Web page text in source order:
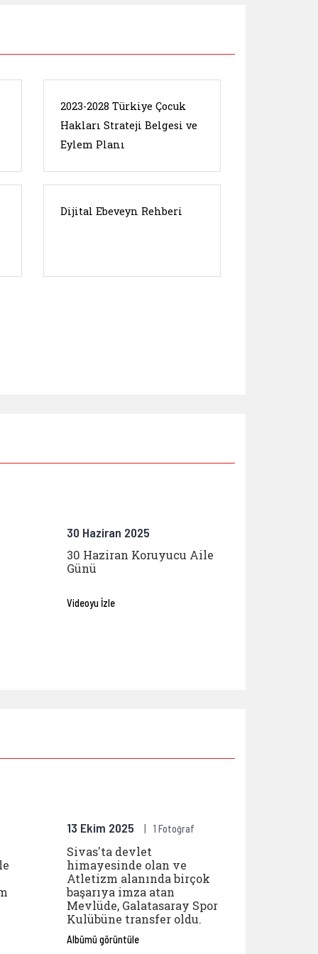
2023-2028 Türkiye Çocuk
Hakları Strateji Belgesi ve
Eylem Planı
Dijital Ebeveyn Rehberi
30 Haziran 2025
30 Haziran Koruyucu Aile
Günü
Videoyu İzle
13 Ekim 2025 1 Fotoğraf
Sivas'ta devlet
himayesinde olan ve
Atletizm alanında birçok
başarıya imza atan
Mevlüde, Galatasaray Spor
Kulübüne transfer oldu.
Albümü görüntüle